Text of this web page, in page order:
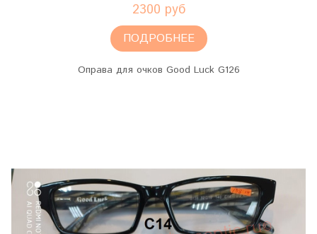
2300 руб
ПОДРОБНЕЕ
Оправа для очков Good Luck G126